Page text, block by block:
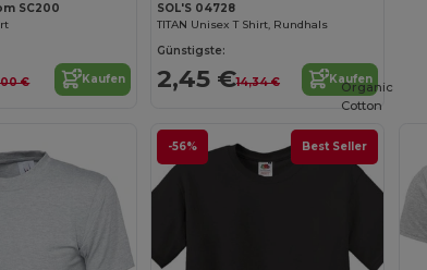
SC200
€ Kaufen
SOL'S 04728
TITAN Unisex T Shirt, Rundhals
Günstigste:
2,45 €14,34 € Kaufen
-56% Best Seller
Organic
Cotton